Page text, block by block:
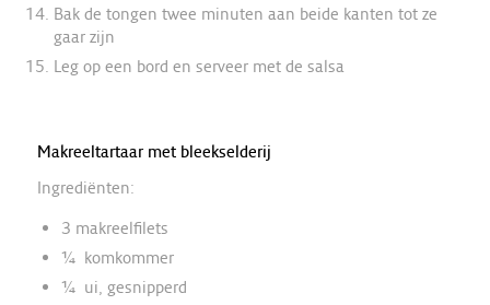
Bak de tongen twee minuten aan beide kanten tot ze
gaar zijn
Leg op een bord en serveer met de salsa
Makreeltartaar met bleekselderij
Ingrediënten:
3 makreelfilets
¼ komkommer
¼ ui, gesnipperd